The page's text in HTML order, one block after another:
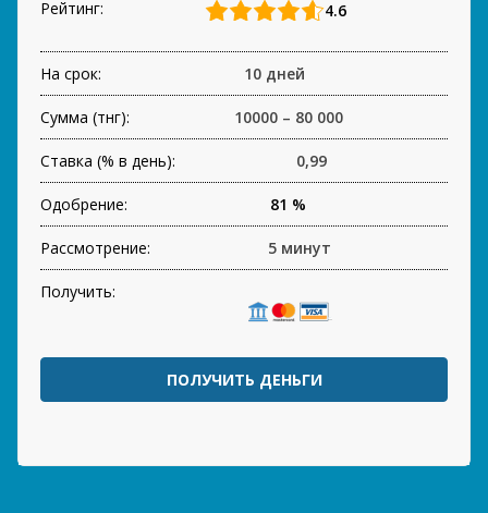
Рейтинг: 4.6
На срок: 10 дней
Сумма (тнг): 10000 – 80 000
Ставка (% в день): 0,99
Одобрение: 81 %
Рассмотрение: 5 минут
Получить:
ПОЛУЧИТЬ ДЕНЬГИ